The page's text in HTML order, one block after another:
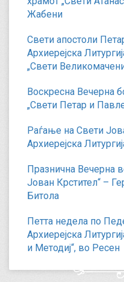
Жабени
Свети апостоли
Архиерејска
„Свети
Воскресна Вечерна
„Свети Петар и
Раѓање на Свети
Архиерејска
Празнична Вечерна
Јован Крстител“ –
Битола
Петта недела по
Архиерејска
и Методиј“, во Ресен